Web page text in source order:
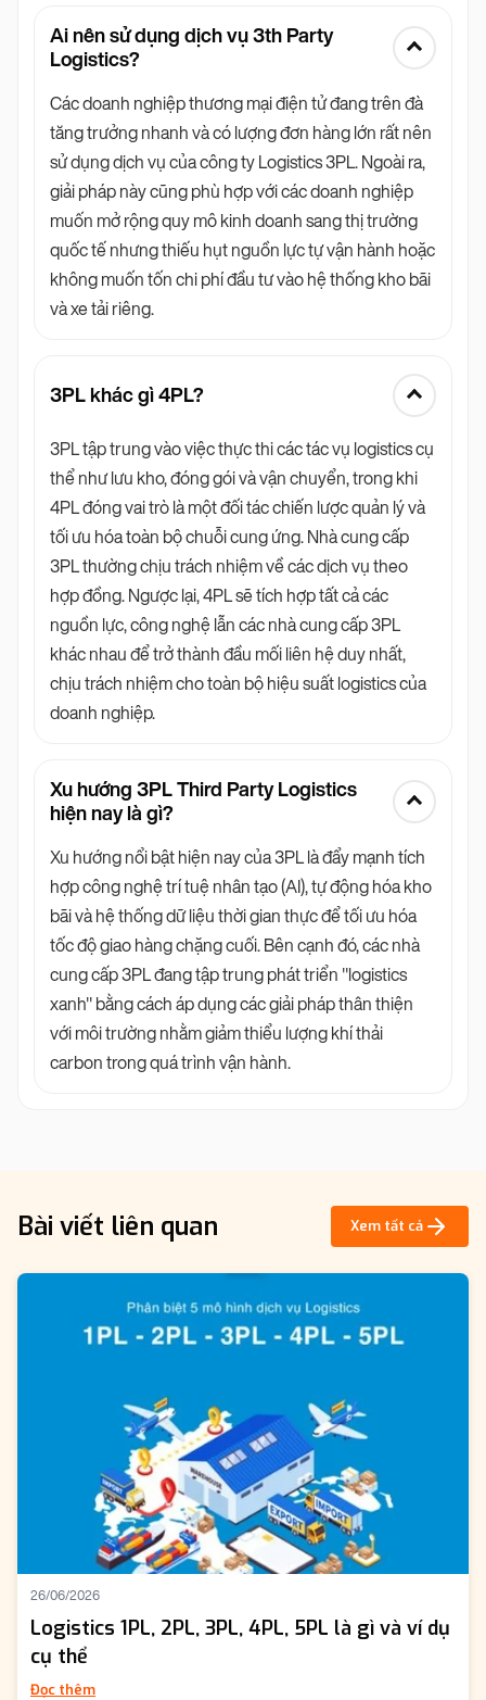
Ai nên sử dụng dịch vụ 3th Party
Logistics?
Các doanh nghiệp thương mại điện tử đang trên đà
tăng trưởng nhanh và có lượng đơn hàng lớn rất nên
sử dụng dịch vụ của công ty Logistics 3PL. Ngoài ra,
giải pháp này cũng phù hợp với các doanh nghiệp
muốn mở rộng quy mô kinh doanh sang thị trường
quốc tế nhưng thiếu hụt nguồn lực tự vận hành hoặc
không muốn tốn chi phí đầu tư vào hệ thống kho bãi
và xe tải riêng.
3PL khác gì 4PL?
3PL tập trung vào việc thực thi các tác vụ logistics cụ
thể như lưu kho, đóng gói và vận chuyển, trong khi
4PL đóng vai trò là một đối tác chiến lược quản lý và
tối ưu hóa toàn bộ chuỗi cung ứng. Nhà cung cấp
3PL thường chịu trách nhiệm về các dịch vụ theo
hợp đồng. Ngược lại, 4PL sẽ tích hợp tất cả các
nguồn lực, công nghệ lẫn các nhà cung cấp 3PL
khác nhau để trở thành đầu mối liên hệ duy nhất,
chịu trách nhiệm cho toàn bộ hiệu suất logistics của
doanh nghiệp.
Xu hướng 3PL Third Party Logistics
hiện nay là gì?
Xu hướng nổi bật hiện nay của 3PL là đẩy mạnh tích
hợp công nghệ trí tuệ nhân tạo (AI), tự động hóa kho
bãi và hệ thống dữ liệu thời gian thực để tối ưu hóa
tốc độ giao hàng chặng cuối. Bên cạnh đó, các nhà
cung cấp 3PL đang tập trung phát triển "logistics
xanh" bằng cách áp dụng các giải pháp thân thiện
với môi trường nhằm giảm thiểu lượng khí thải
carbon trong quá trình vận hành.
Bài viết liên quan Xem tất cả
26/06/2026
Logistics 1PL, 2PL, 3PL, 4PL, 5PL là gì và ví dụ
cụ thể
Đọc thêm